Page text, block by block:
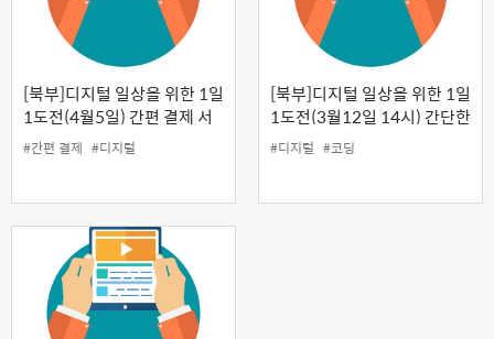
[북부]디지털 일상을 위한 1일
1도전(4월5일) 간편 결제 서
비스 이용
#간편 결제 #디지털
[북부]디지털 일상을 위한 1일
1도전(3월12일 14시) 간단한
코딩 이해하기
#디지털 #코딩